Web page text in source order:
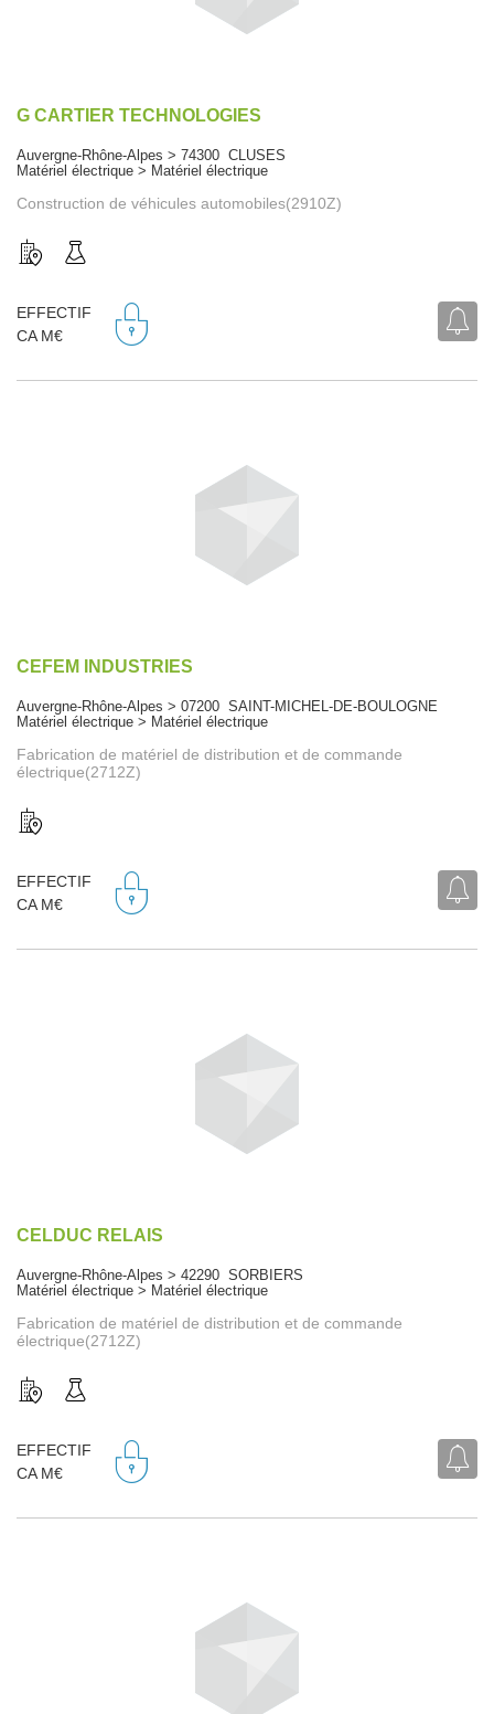
G CARTIER TECHNOLOGIES
Auvergne-Rhône-Alpes > 74300 CLUSES
Matériel électrique > Matériel électrique
Construction de véhicules automobiles(2910Z)
EFFECTIF
CA M€
CEFEM INDUSTRIES
Auvergne-Rhône-Alpes > 07200 SAINT-MICHEL-DE-BOULOGNE
Matériel électrique > Matériel électrique
Fabrication de matériel de distribution et de commande
électrique(2712Z)
EFFECTIF
CA M€
CELDUC RELAIS
Auvergne-Rhône-Alpes > 42290 SORBIERS
Matériel électrique > Matériel électrique
Fabrication de matériel de distribution et de commande
électrique(2712Z)
EFFECTIF
CA M€